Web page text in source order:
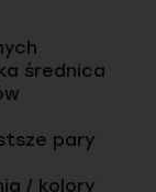
średnica
pary
/ kolory